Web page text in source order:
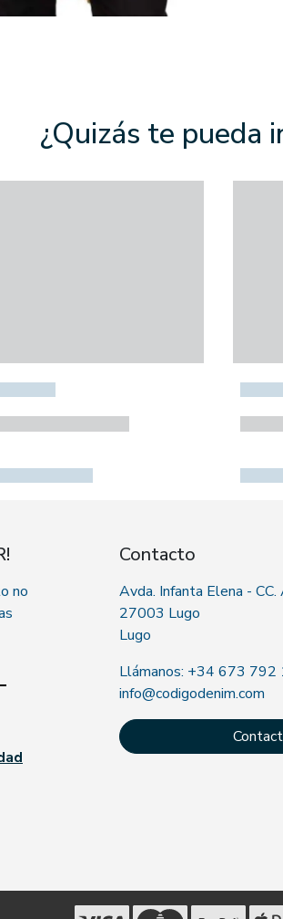
¿Quizás te pueda
no
Contacto
Avda. Infanta Elena -
27003 Lugo
Lugo
Llámanos: +34 673 792
info@codigodenim.com